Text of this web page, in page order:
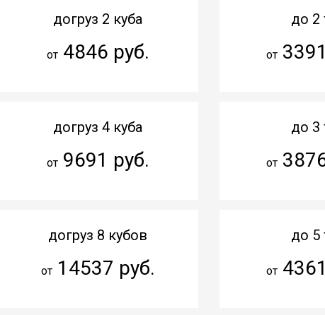
догруз 2 куба
от4846 руб.
догруз 4 куба
от9691 руб.
догруз 8 кубов
от14537 руб.
до 2
от
до 3
от
до 5
от